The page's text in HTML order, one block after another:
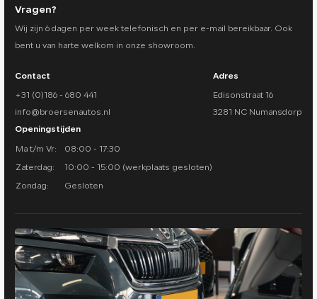
Contact
+31 (0)186 - 680 441
info@broersenautos.nl
Adres
Edisonstraat 16
3281 NC Numansdorp
Openingstijden
Ma t/m Vr: 08:00 - 17:30
Zaterdag: 10:00 - 15:00 (werkplaats gesloten)
Zondag: Gesloten
Vragen?
Wij zijn 6 dagen per week telefonisch en per e-mail bereikbaar. Ook
bent u van harte welkom in onze showroom.